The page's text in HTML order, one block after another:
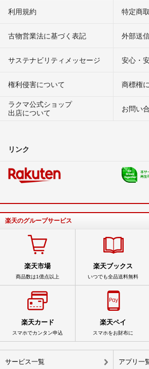
利用規約 特定商
古物営業法に基づく表記 外部送
サステナビリティメッセージ 安心・
権利侵害について
商標権
ラクマ公式ショップ
出店について
お問い
リンク
楽天のグループサービス
楽天市場
商品数は1億点以上
楽天ブックス
いつでも全品送料無料
楽天カード
スマホでカンタン申込
楽天ペイ
スマホをお財布に
サービス一覧 アプリ一